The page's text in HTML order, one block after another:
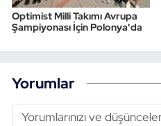
Optimist Milli Takımı Avrupa
Şampiyonası İçin Polonya'da
Yorumlar